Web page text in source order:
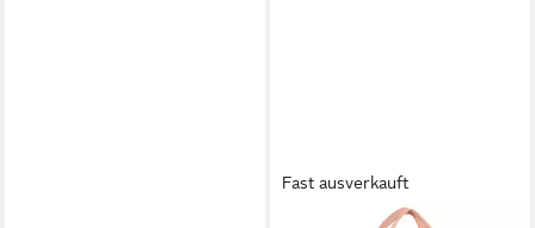
Fast ausverkauft